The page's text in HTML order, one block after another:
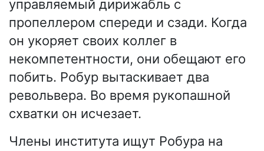
управляемый дирижабль с
пропеллером спереди и сзади. Когда
он укоряет своих коллег в
некомпетентности, они обещают его
побить. Робур вытаскивает два
револьвера. Во время рукопашной
схватки он исчезает.
Члены института ищут Робура на